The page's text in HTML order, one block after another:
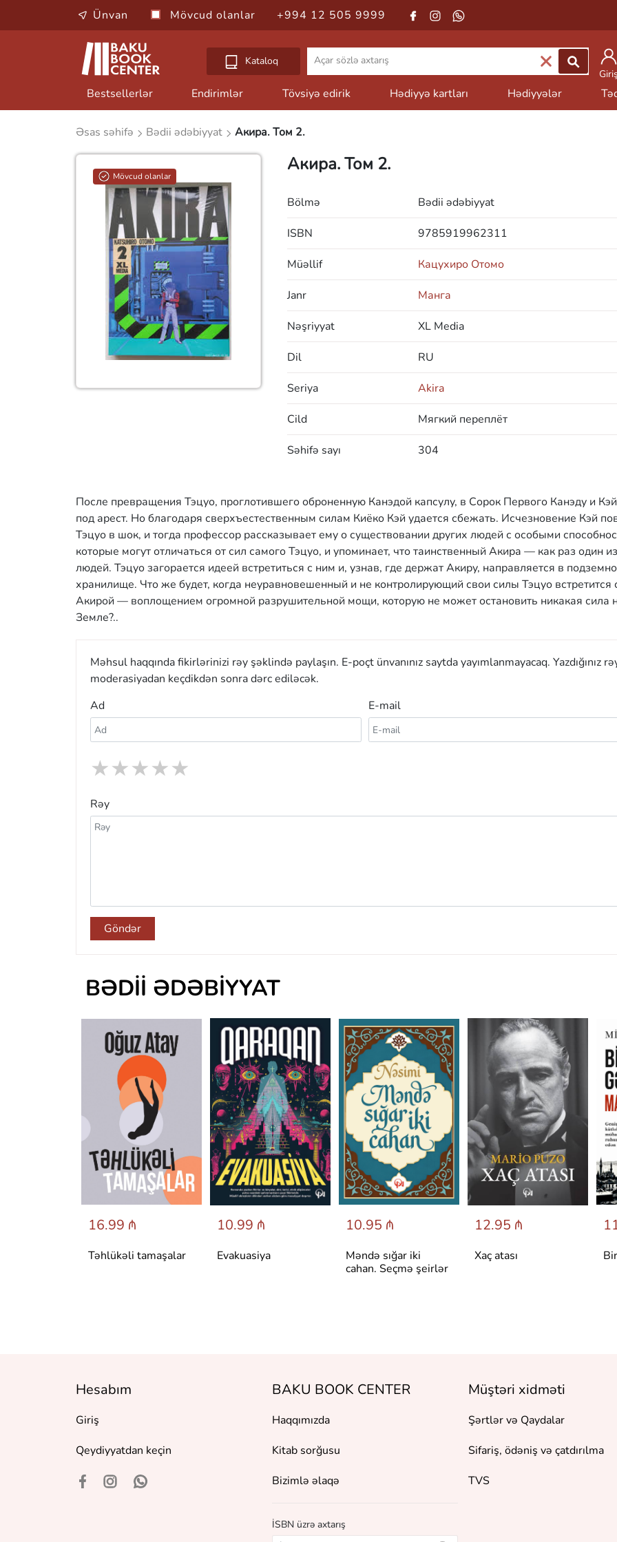
Ünvan Mövcud olanlar +994 12 505 9999
Kataloq
Bestsellerlər Endirimlər Tövsiyə edirik Hədiyyə kartları Hədiyyələr
Əsas səhifə Bədii ədəbiyyat Акира. Том 2.
Mövcud olanlar
Акира. Том 2.
Bölmə Bədii ədəbiyyat
ISBN 9785919962311
Müəllif Кацухиро Отомо
Janr Манга
Nəşriyyat XL Media
Dil RU
Seriya Akira
Cild Мягкий переплёт
Səhifə sayı 304
После превращения Тэцуо, проглотившего оброненную Канэдой капсулу, в Сорок Первого Канэду и
под арест. Но благодаря сверхъестественным силам Киёко Кэй удается сбежать. Исчезновение Кэй
Тэцуо в шок, и тогда профессор рассказывает ему о существовании других людей с особыми
которые могут отличаться от сил самого Тэцуо, и упоминает, что таинственный Акира — как раз один
людей. Тэцуо загорается идеей встретиться с ним и, узнав, где держат Акиру, направляется в
хранилище. Что же будет, когда неуравновешенный и не контролирующий свои силы Тэцуо встретится
Акирой — воплощением огромной разрушительной мощи, которую не может остановить никакая сила
Земле?..
Məhsul haqqında fikirlərinizi rəy şəklində paylaşın. E-poçt ünvanınız saytda yayımlanmayacaq. Yazdığınız
moderasiyadan keçdikdən sonra dərc ediləcək.
Ad
E-mail
★
★
★
★
★
Rəy
Göndər
BƏDII ƏDƏBIYYAT
16.99 ₼
Təhlükəli tamaşalar
10.99 ₼
Evakuasiya
10.95 ₼
Məndə sığar iki
cahan. Seçmə şeirlər
12.95 ₼
Xaç atası
Hesabım
Giriş
Qeydiyyatdan keçin
BAKU BOOK CENTER
Haqqımızda
Kitab sorğusu
Bizimlə əlaqə
İSBN üzrə axtarış
Müştəri xidməti
Şərtlər və Qaydalar
Sifariş, ödəniş və çatdırılma
TVS